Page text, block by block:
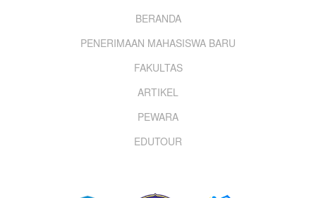
BERANDA
PENERIMAAN MAHASISWA BARU
FAKULTAS
ARTIKEL
PEWARA
EDUTOUR